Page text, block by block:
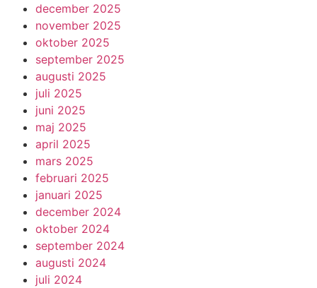
december 2025
november 2025
oktober 2025
september 2025
augusti 2025
juli 2025
juni 2025
maj 2025
april 2025
mars 2025
februari 2025
januari 2025
december 2024
oktober 2024
september 2024
augusti 2024
juli 2024